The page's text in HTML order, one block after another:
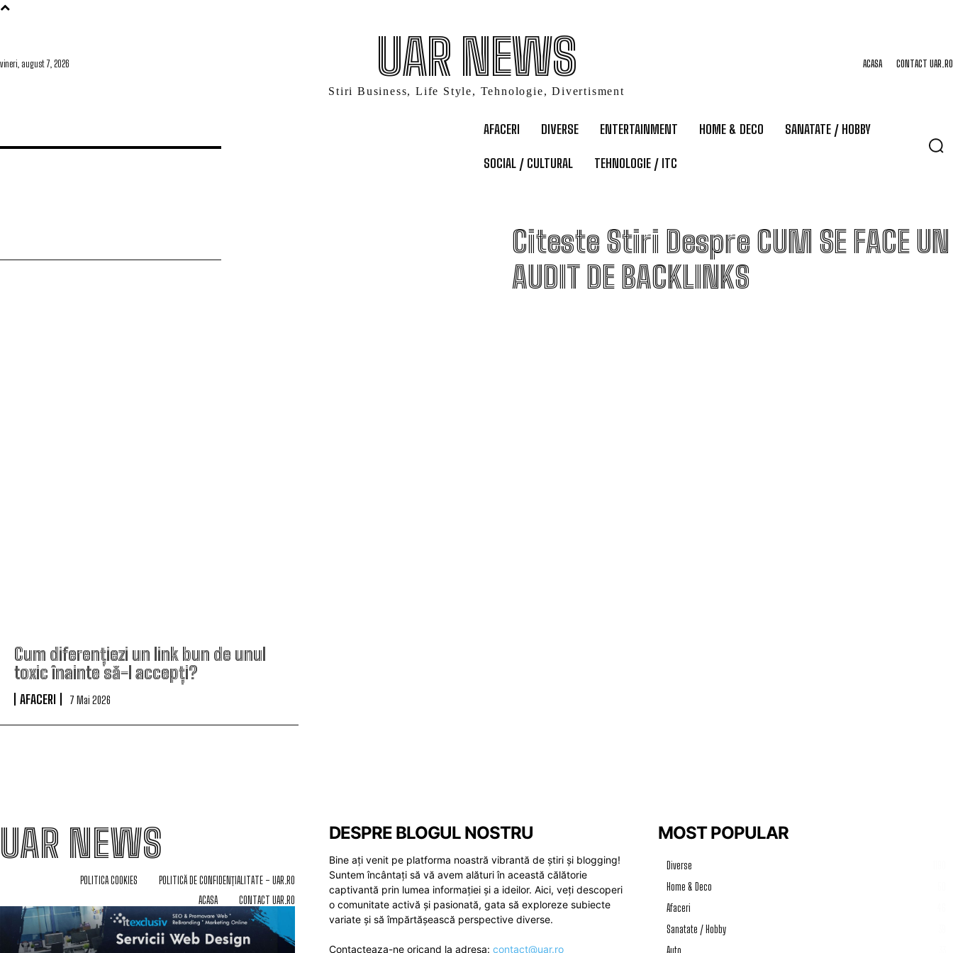
vineri, august 7, 2026 UAR NEWS
Stiri Business, Life Style, Tehnologie, Divertisment
ACASA CONTACT UAR.RO
AFACERI DIVERSE ENTERTAINMENT HOME & DECO SANATATE / HOBBY
SOCIAL / CULTURAL TEHNOLOGIE / ITC
Citeste Stiri Despre CUM SE FACE UN
AUDIT DE BACKLINKS
C
Cum diferențiezi un link bun de unul
toxic înainte să-l accepți?
AFACERI 7 Mai 2026
UAR NEWS
POLITICA COOKIES
POLITICĂ DE CONFIDENȚIALITATE – UAR.RO
ACASA
CONTACT UAR.RO
DESPRE BLOGUL NOSTRU
Bine ați venit pe platforma noastră vibrantă de știri și blogging!
Suntem încântați să vă avem alături în această călătorie
captivantă prin lumea informației și a ideilor. Aici, veți descoperi
o comunitate activă și pasionată, gata să exploreze subiecte
variate și să împărtășească perspective diverse.
Contacteaza-ne oricand la adresa: contact@uar.ro
MOST POPULAR
Diverse
Home & Deco
Afaceri
Sanatate / Hobby
Auto